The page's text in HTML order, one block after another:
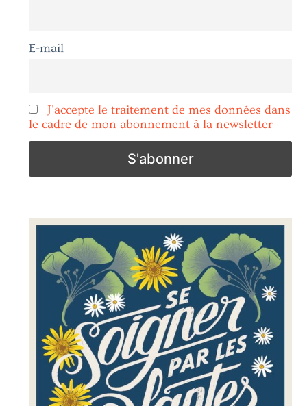
E-mail
J'accepte le traitement de mes données dans
le cadre de mon abonnement à la newsletter